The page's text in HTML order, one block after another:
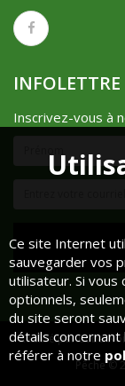
INFOLETTRE
Inscrivez-vous à
Réalisé parCube
Pêche ©
Ce site Internet
sauvegarder vos
utilisateur. Si vous
optionnels,
du site seront
détails
référer à notre